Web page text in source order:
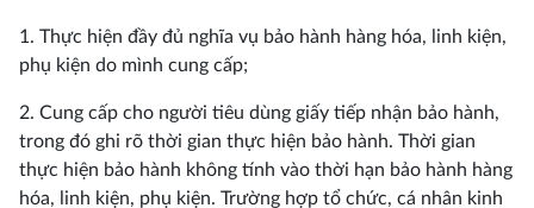
1. Thực hiện đầy đủ nghĩa vụ bảo hành hàng hóa, linh kiện,
phụ kiện do mình cung cấp;
2. Cung cấp cho người tiêu dùng giấy tiếp nhận bảo hành,
trong đó ghi rõ thời gian thực hiện bảo hành. Thời gian
thực hiện bảo hành không tính vào thời hạn bảo hành hàng
hóa, linh kiện, phụ kiện. Trường hợp tổ chức, cá nhân kinh